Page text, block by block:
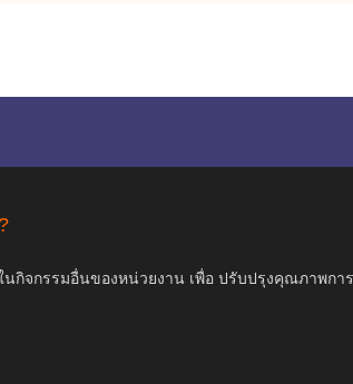
กิจกรรมอื่นของหน่วยงาน เพื่อ ปรับปรุงคุณภาพกา